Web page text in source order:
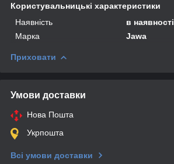
Користувальницькі характеристики
Наявність
в наявності
Марка
Jawa
Приховати
Умови доставки
Нова Пошта
Укрпошта
Всі умови доставки